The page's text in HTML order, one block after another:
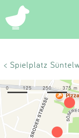
< Spielplatz